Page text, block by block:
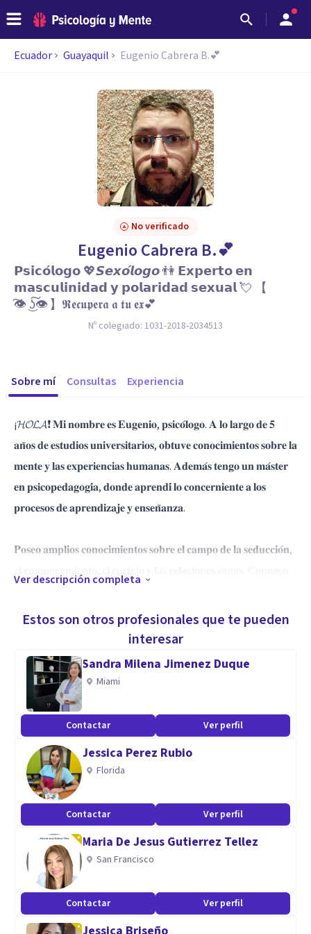
Ecuador Guayaquil Eugenio Cabrera B.💕
No verificado
Eugenio Cabrera B.💕
𝗣𝘀𝗶𝗰𝗼́𝗹𝗼𝗴𝗼 💖𝙎𝙚𝙭𝙤́𝙡𝙤𝙜𝙤 👫 𝗘𝘅𝗽𝗲𝗿𝘁𝗼 𝗲𝗻
𝗺𝗮𝘀𝗰𝘂𝗹𝗶𝗻𝗶𝗱𝗮𝗱 𝘆 𝗽𝗼𝗹𝗮𝗿𝗶𝗱𝗮𝗱 𝘀𝗲𝘅𝘂𝗮𝗹 💘 【
͠👁️ ͜ʖ͠👁️ 】𝕽𝖊𝖈𝖚𝖕𝖊𝖗𝖆 𝖆 𝖙𝖚 𝖊𝖝💕
Nº colegiado: 1031-2018-2034513
Sobre mí Consultas Experiencia
¡𝓗𝓞𝓛𝓐❗ 𝐌𝐢 𝐧𝐨𝐦𝐛𝐫𝐞 𝐞𝐬 𝐄𝐮𝐠𝐞𝐧𝐢𝐨, 𝐩𝐬𝐢𝐜𝐨́𝐥𝐨𝐠𝐨. 𝐀 𝐥𝐨 𝐥𝐚𝐫𝐠𝐨 𝐝𝐞 𝟓
𝐚𝐧̃𝐨𝐬 𝐝𝐞 𝐞𝐬𝐭𝐮𝐝𝐢𝐨𝐬 𝐮𝐧𝐢𝐯𝐞𝐫𝐬𝐢𝐭𝐚𝐫𝐢𝐨𝐬, 𝐨𝐛𝐭𝐮𝐯𝐞 𝐜𝐨𝐧𝐨𝐜𝐢𝐦𝐢𝐞𝐧𝐭𝐨𝐬 𝐬𝐨𝐛𝐫𝐞 𝐥𝐚
𝐦𝐞𝐧𝐭𝐞 𝐲 𝐥𝐚𝐬 𝐞𝐱𝐩𝐞𝐫𝐢𝐞𝐧𝐜𝐢𝐚𝐬 𝐡𝐮𝐦𝐚𝐧𝐚𝐬. 𝐀𝐝𝐞𝐦𝐚́𝐬 𝐭𝐞𝐧𝐠𝐨 𝐮𝐧 𝐦𝐚́𝐬𝐭𝐞𝐫
𝐞𝐧 𝐩𝐬𝐢𝐜𝐨𝐩𝐞𝐝𝐚𝐠𝐨𝐠𝐢́𝐚, 𝐝𝐨𝐧𝐝𝐞 𝐚𝐩𝐫𝐞𝐧𝐝𝐢́ 𝐥𝐨 𝐜𝐨𝐧𝐜𝐞𝐫𝐧𝐢𝐞𝐧𝐭𝐞 𝐚 𝐥𝐨𝐬
𝐩𝐫𝐨𝐜𝐞𝐬𝐨𝐬 𝐝𝐞 𝐚𝐩𝐫𝐞𝐧𝐝𝐢𝐳𝐚𝐣𝐞 𝐲 𝐞𝐧𝐬𝐞𝐧̃𝐚𝐧𝐳𝐚.
𝐏𝐨𝐬𝐞𝐨 𝐚𝐦𝐩𝐥𝐢𝐨𝐬 𝐜𝐨𝐧𝐨𝐜𝐢𝐦𝐢𝐞𝐧𝐭𝐨𝐬 𝐬𝐨𝐛𝐫𝐞 𝐞𝐥 𝐜𝐚𝐦𝐩𝐨 𝐝𝐞 𝐥𝐚 𝐬𝐞𝐝𝐮𝐜𝐜𝐢𝐨́𝐧,
𝐫𝐞𝐥𝐚𝐜𝐢𝐨𝐧𝐞𝐬 𝐞𝐱𝐢𝐭𝐨𝐬𝐚𝐬.
𝙃𝙚 𝙙𝙚𝙙𝙞𝙘𝙖𝙙𝙤 𝙢𝙖́𝙨 𝙙𝙚 18 𝙖𝙣̃𝙤𝙨 𝙙𝙚𝙙𝙞𝙘𝙖𝙙𝙤 𝙖𝙡
𝙚𝙨𝙩𝙪𝙙𝙞𝙤 𝙙𝙚 𝙡𝙖𝙨 𝙚𝙢𝙤𝙘𝙞𝙤𝙣𝙚𝙨, 𝙨𝙪 𝙞𝙣𝙛𝙡𝙪𝙚𝙣𝙘𝙞𝙖 𝙨𝙤𝙗𝙧𝙚
𝙚𝙡 𝙘𝙤𝙢𝙥𝙤𝙧𝙩𝙖𝙢𝙞𝙚𝙣𝙩𝙤 𝙙𝙚 𝙡𝙤𝙨 𝙞𝙣𝙙𝙞𝙫𝙞𝙙𝙪𝙤𝙨 𝙮 𝙡𝙖𝙨
𝙧𝙚𝙡𝙖𝙘𝙞𝙤𝙣𝙚𝙨 𝙚𝙣𝙩𝙧𝙚 𝙝𝙤𝙢𝙗𝙧𝙚𝙨 𝙮 𝙢𝙪𝙟𝙚𝙧𝙚𝙨. 𝘼𝙙𝙚𝙢𝙖́𝙨,
𝙦𝙪𝙚́ 𝙖𝙨𝙥𝙚𝙘𝙩𝙤𝙨 𝙙𝙞𝙛𝙚𝙧𝙚𝙣𝙘𝙞𝙖𝙨 𝙪𝙣𝙤𝙨 𝙙𝙚 𝙤𝙩𝙧𝙤𝙨 𝙮 𝙦𝙪𝙚́
𝙖𝙩𝙧𝙖𝙚 𝙖 𝙘𝙖𝙙𝙖 𝙜𝙚́𝙣𝙚𝙧𝙤.
Especialidad
¡Aprende a seducir y conquistar gracias a mi experiencia
personal! Durante mi juventud, me encontré enfrentando
constantes fracasos en mis intentos de establecer
relaciones amorosas saludables. A pesar de tener una
apariencia física atractiva y cuidarme de manera constante,
no lograba conectar con las mujeres que realmente me
Ver descripción completa
Estos son otros profesionales que te pueden
interesar
Sandra Milena Jimenez Duque
Miami
Contactar Ver perfil
Jessica Perez Rubio
Florida
Contactar Ver perfil
Maria De Jesus Gutierrez Tellez
San Francisco
Contactar Ver perfil